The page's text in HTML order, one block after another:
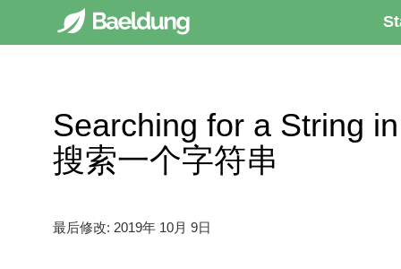
Searching for a String
搜索一个字符串
最后修改: 2019年 10月 9日